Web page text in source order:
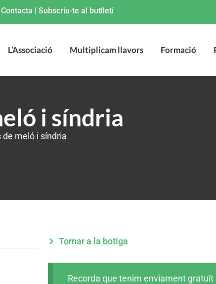
Contacta | Subscriu-te al butlletí
L’Associació Multiplicam llavors Formació
i síndria
meló i síndria
Tornar a la botiga
Recorda que tenim enviament